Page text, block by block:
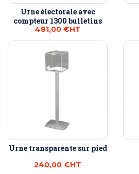
Urne électorale avec
compteur 1300 bulletins
481,00 €HT
Urne transparente sur pied
240,00 €HT